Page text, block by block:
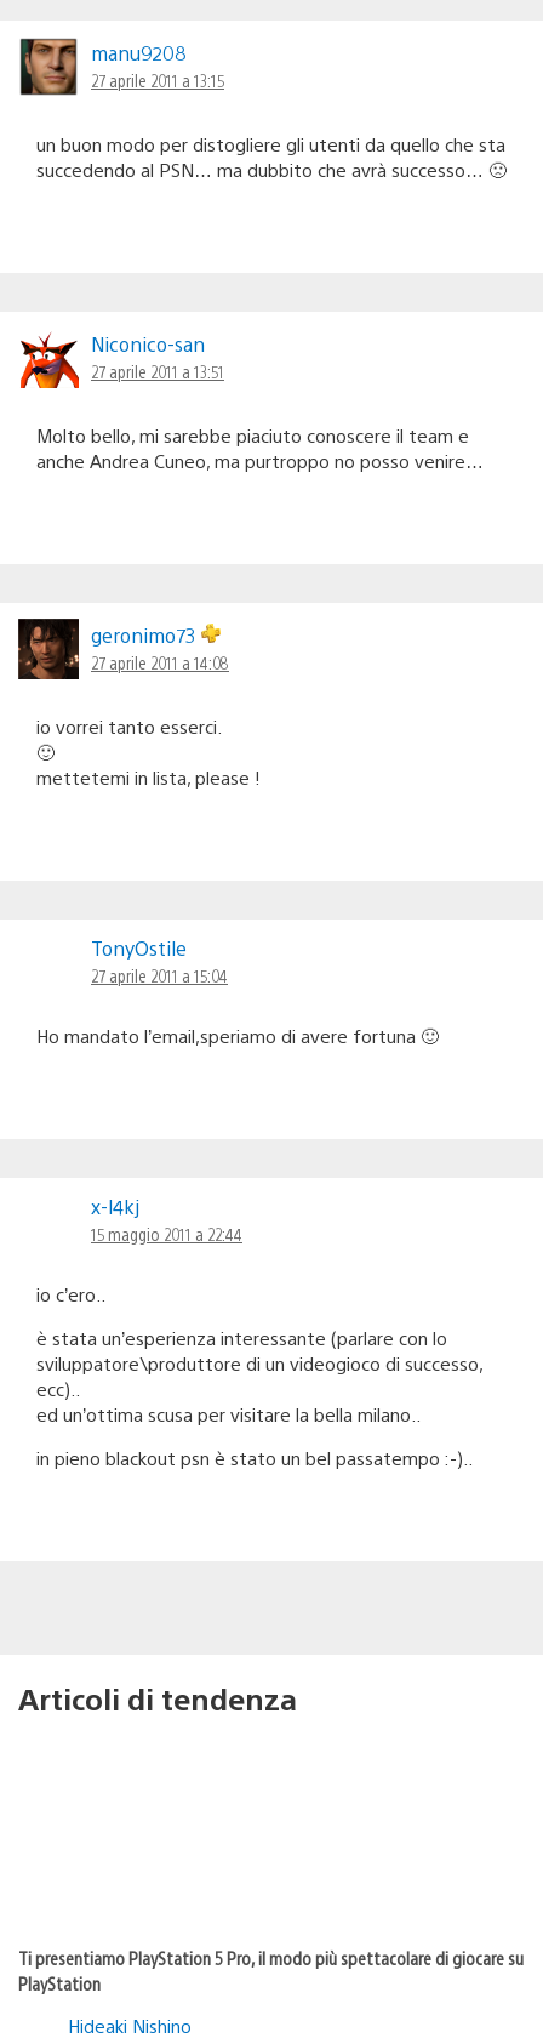
manu9208
27 aprile 2011 a 13:15
un buon modo per distogliere gli utenti da quello che sta
succedendo al PSN… ma dubbito che avrà successo… 🙁
Niconico-san
27 aprile 2011 a 13:51
Molto bello, mi sarebbe piaciuto conoscere il team e
anche Andrea Cuneo, ma purtroppo no posso venire…
geronimo73
27 aprile 2011 a 14:08
io vorrei tanto esserci.
🙂
mettetemi in lista, please !
TonyOstile
27 aprile 2011 a 15:04
Ho mandato l’email,speriamo di avere fortuna 🙂
x-l4kj
15 maggio 2011 a 22:44
io c’ero..
è stata un’esperienza interessante (parlare con lo
sviluppatore\produttore di un videogioco di successo,
ecc)..
ed un’ottima scusa per visitare la bella milano..
in pieno blackout psn è stato un bel passatempo :-)..
Articoli di tendenza
Ti presentiamo PlayStation 5 Pro, il modo più spettacolare di giocare su
PlayStation
Hideaki Nishino